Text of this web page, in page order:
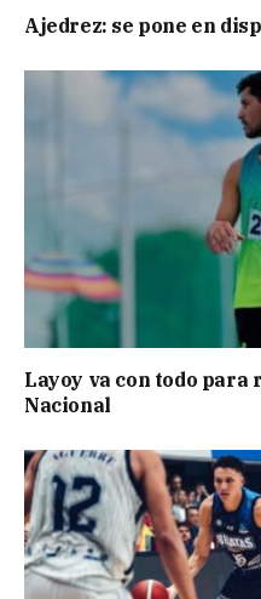
Ajedrez: se pone en
Layoy va con todo
Nacional